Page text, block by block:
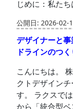
じめに：私た
公開日: 2026-02-
デザイナーと
ドラインのつ
こんにちは。
クトデザイン
す。 ラクスで
から「統合型